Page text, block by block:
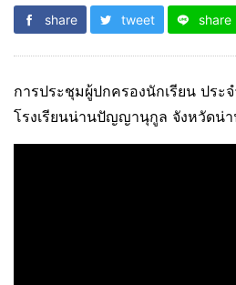
share tweet share
การประชุมผู้ปกครองนักเรียน ประ
โรงเรียนน่านปัญญานุกูล จังหวัดน่